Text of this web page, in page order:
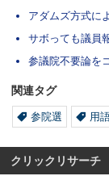
アダムズ方式に
サボっても議員
参議院不要論を
関連タグ
参院選 用
クリックリサーチ